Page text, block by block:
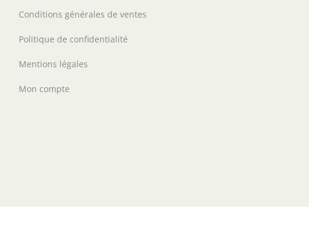
Conditions générales de ventes
Politique de confidentialité
Mentions légales
Mon compte